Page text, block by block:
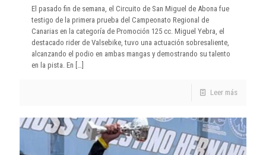
El pasado fin de semana, el Circuito de San Miguel de Abona fue
testigo de la primera prueba del Campeonato Regional de
Canarias en la categoría de Promoción 125 cc. Miguel Yebra, el
destacado rider de Valsebike, tuvo una actuación sobresaliente,
alcanzando el podio en ambas mangas y demostrando su talento
en la pista. En […]
Leer más